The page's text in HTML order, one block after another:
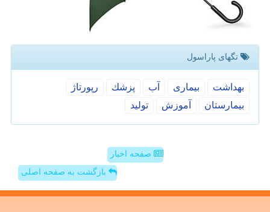
تگهای پاراسول
بهداشت بیماری آب پزشك
رپورتاژ
بیمارستان
آموزش تولید
صفحه اخبار
بازگشت به صفحه اصلی